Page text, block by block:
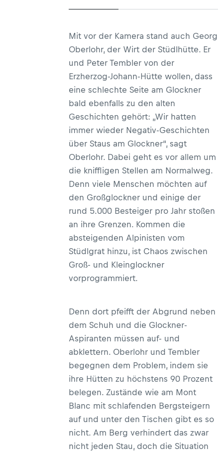
Mit vor der Kamera stand auch Georg
Oberlohr, der Wirt der Stüdlhütte. Er
und Peter Tembler von der
Erzherzog-Johann-Hütte wollen, dass
eine schlechte Seite am Glockner
bald ebenfalls zu den alten
Geschichten gehört: „Wir hatten
immer wieder Negativ-Geschichten
über Staus am Glockner“, sagt
Oberlohr. Dabei geht es vor allem um
die kniffligen Stellen am Normalweg.
Denn viele Menschen möchten auf
den Großglockner und einige der
rund 5.000 Besteiger pro Jahr stoßen
an ihre Grenzen. Kommen die
absteigenden Alpinisten vom
Stüdlgrat hinzu, ist Chaos zwischen
Groß- und Kleinglockner
vorprogrammiert.
Denn dort pfeifft der Abgrund neben
dem Schuh und die Glockner-
Aspiranten müssen auf- und
abklettern. Oberlohr und Tembler
begegnen dem Problem, indem sie
ihre Hütten zu höchstens 90 Prozent
belegen. Zustände wie am Mont
Blanc mit schlafenden Bergsteigern
auf und unter den Tischen gibt es so
nicht. Am Berg verhindert das zwar
nicht jeden Stau, doch die Situation